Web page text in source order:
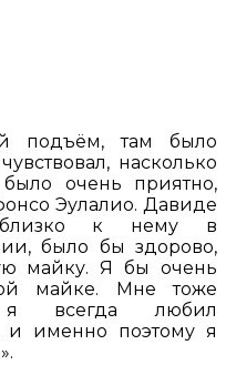
подъём, там было
насколько
очень приятно,
Эулалио. Давиде
близко к нему в
было бы здорово,
майку. Я бы очень
майке. Мне тоже
я всегда любил
и именно поэтому я